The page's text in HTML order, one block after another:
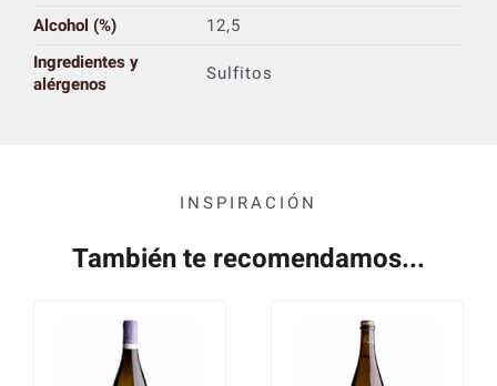
Alcohol (%)
12,5
Ingredientes y
alérgenos
Sulfitos
INSPIRACIÓN
También te recomendamos...